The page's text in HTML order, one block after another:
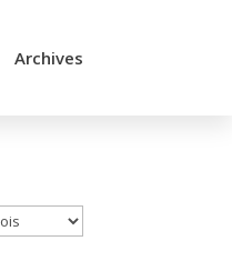
Archives